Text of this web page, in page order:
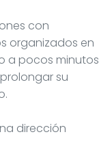
con
organizados en
a pocos minutos
su
dirección